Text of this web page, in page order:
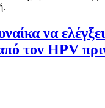
να
τον HPV